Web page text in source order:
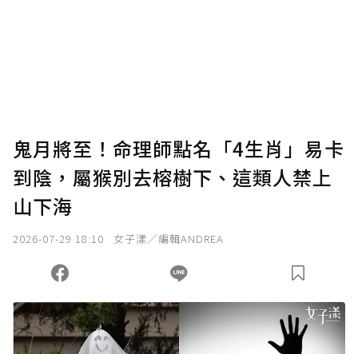
鬼月將至！命理師點名「4生肖」易卡
到陰，屬猴別去榕樹下、這類人禁上
山下海
2026-07-29 18:10 女子漾／編輯ANDREA